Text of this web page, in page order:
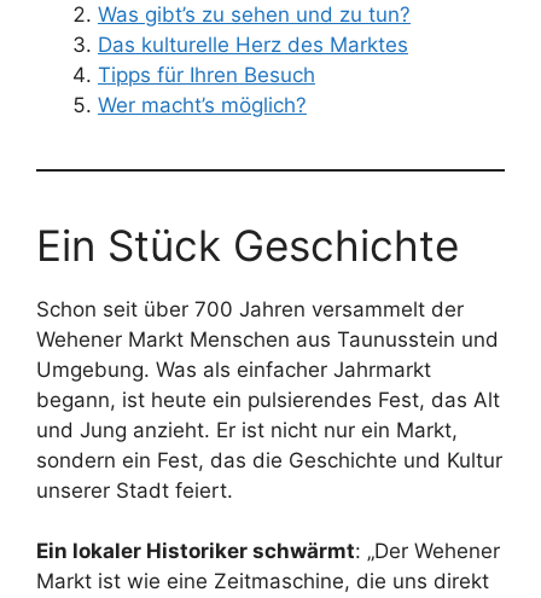
Was gibt’s zu sehen und zu tun?
Das kulturelle Herz des Marktes
Tipps für Ihren Besuch
Wer macht’s möglich?
Ein Stück Geschichte
Schon seit über 700 Jahren versammelt der
Wehener Markt Menschen aus Taunusstein und
Umgebung. Was als einfacher Jahrmarkt
begann, ist heute ein pulsierendes Fest, das Alt
und Jung anzieht. Er ist nicht nur ein Markt,
sondern ein Fest, das die Geschichte und Kultur
unserer Stadt feiert.
Ein lokaler Historiker schwärmt: „Der Wehener
Markt ist wie eine Zeitmaschine, die uns direkt